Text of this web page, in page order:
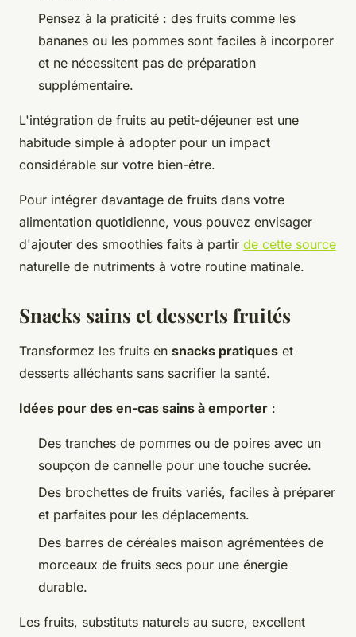
Pensez à la praticité : des fruits comme les
bananes ou les pommes sont faciles à incorporer
et ne nécessitent pas de préparation
supplémentaire.
L'intégration de fruits au petit-déjeuner est une
habitude simple à adopter pour un impact
considérable sur votre bien-être.
Pour intégrer davantage de fruits dans votre
alimentation quotidienne, vous pouvez envisager
d'ajouter des smoothies faits à partir de cette source
naturelle de nutriments à votre routine matinale.
Snacks sains et desserts fruités
Transformez les fruits en snacks pratiques et
desserts alléchants sans sacrifier la santé.
Idées pour des en-cas sains à emporter :
Des tranches de pommes ou de poires avec un
soupçon de cannelle pour une touche sucrée.
Des brochettes de fruits variés, faciles à préparer
et parfaites pour les déplacements.
Des barres de céréales maison agrémentées de
morceaux de fruits secs pour une énergie
durable.
Les fruits, substituts naturels au sucre, excellent